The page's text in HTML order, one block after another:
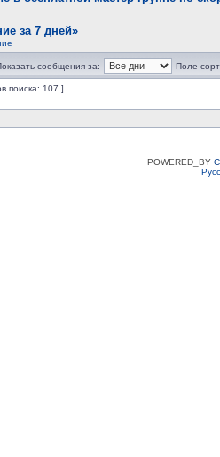
за 7 дней»
сообщения за: Поле
поиска: 107 ]
POWERED_BY